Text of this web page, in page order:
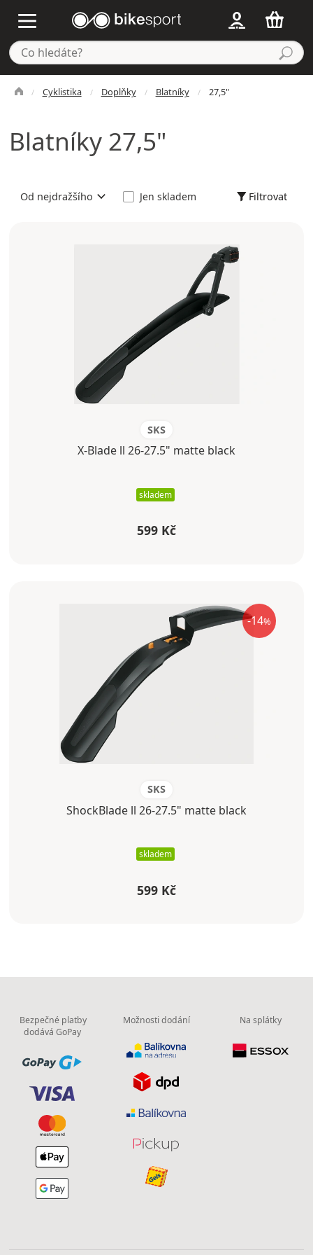
Cyklistika Doplňky Blatníky 27,5"
Blatníky 27,5"
Od nejdražšího Jen skladem Filtrovat
SKS
X-Blade ll 26-27.5" matte black
skladem
599 Kč
-14%
SKS
ShockBlade ll 26-27.5" matte black
skladem
599 Kč
Bezpečné platby
dodává GoPay
Možnosti dodání Na splátky